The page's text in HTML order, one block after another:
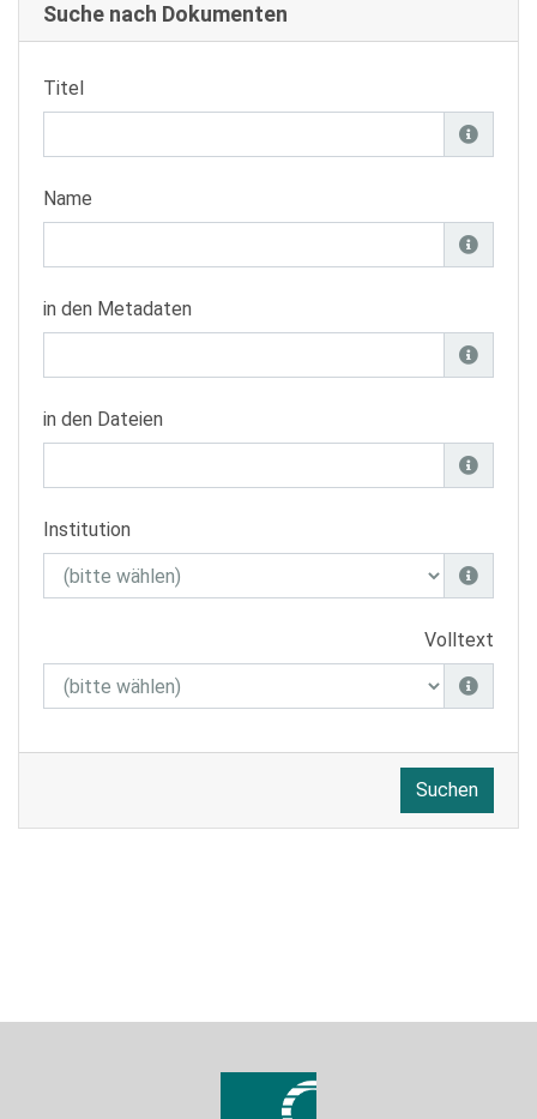
Suche nach Dokumenten
Titel
Name
in den Metadaten
in den Dateien
Institution
Volltext
Suchen